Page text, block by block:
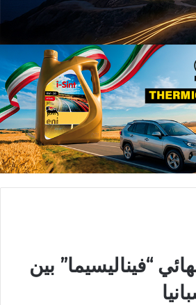
“فيناليسيما” بين